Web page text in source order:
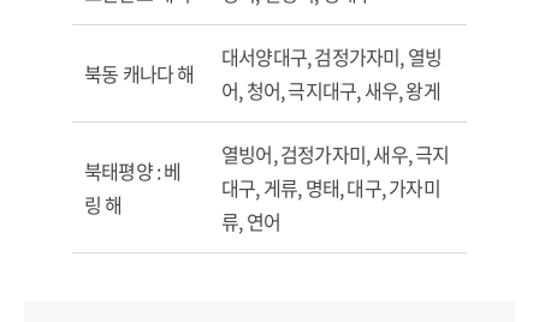
북동 캐나다 해
대서양대구, 검정가자미, 열빙
어, 청어, 극지대구, 새우, 왕게
북태평양 : 베
링 해
열빙어, 검정가자미, 새우, 극지
대구, 게류, 명태, 대구, 가자미
류, 연어